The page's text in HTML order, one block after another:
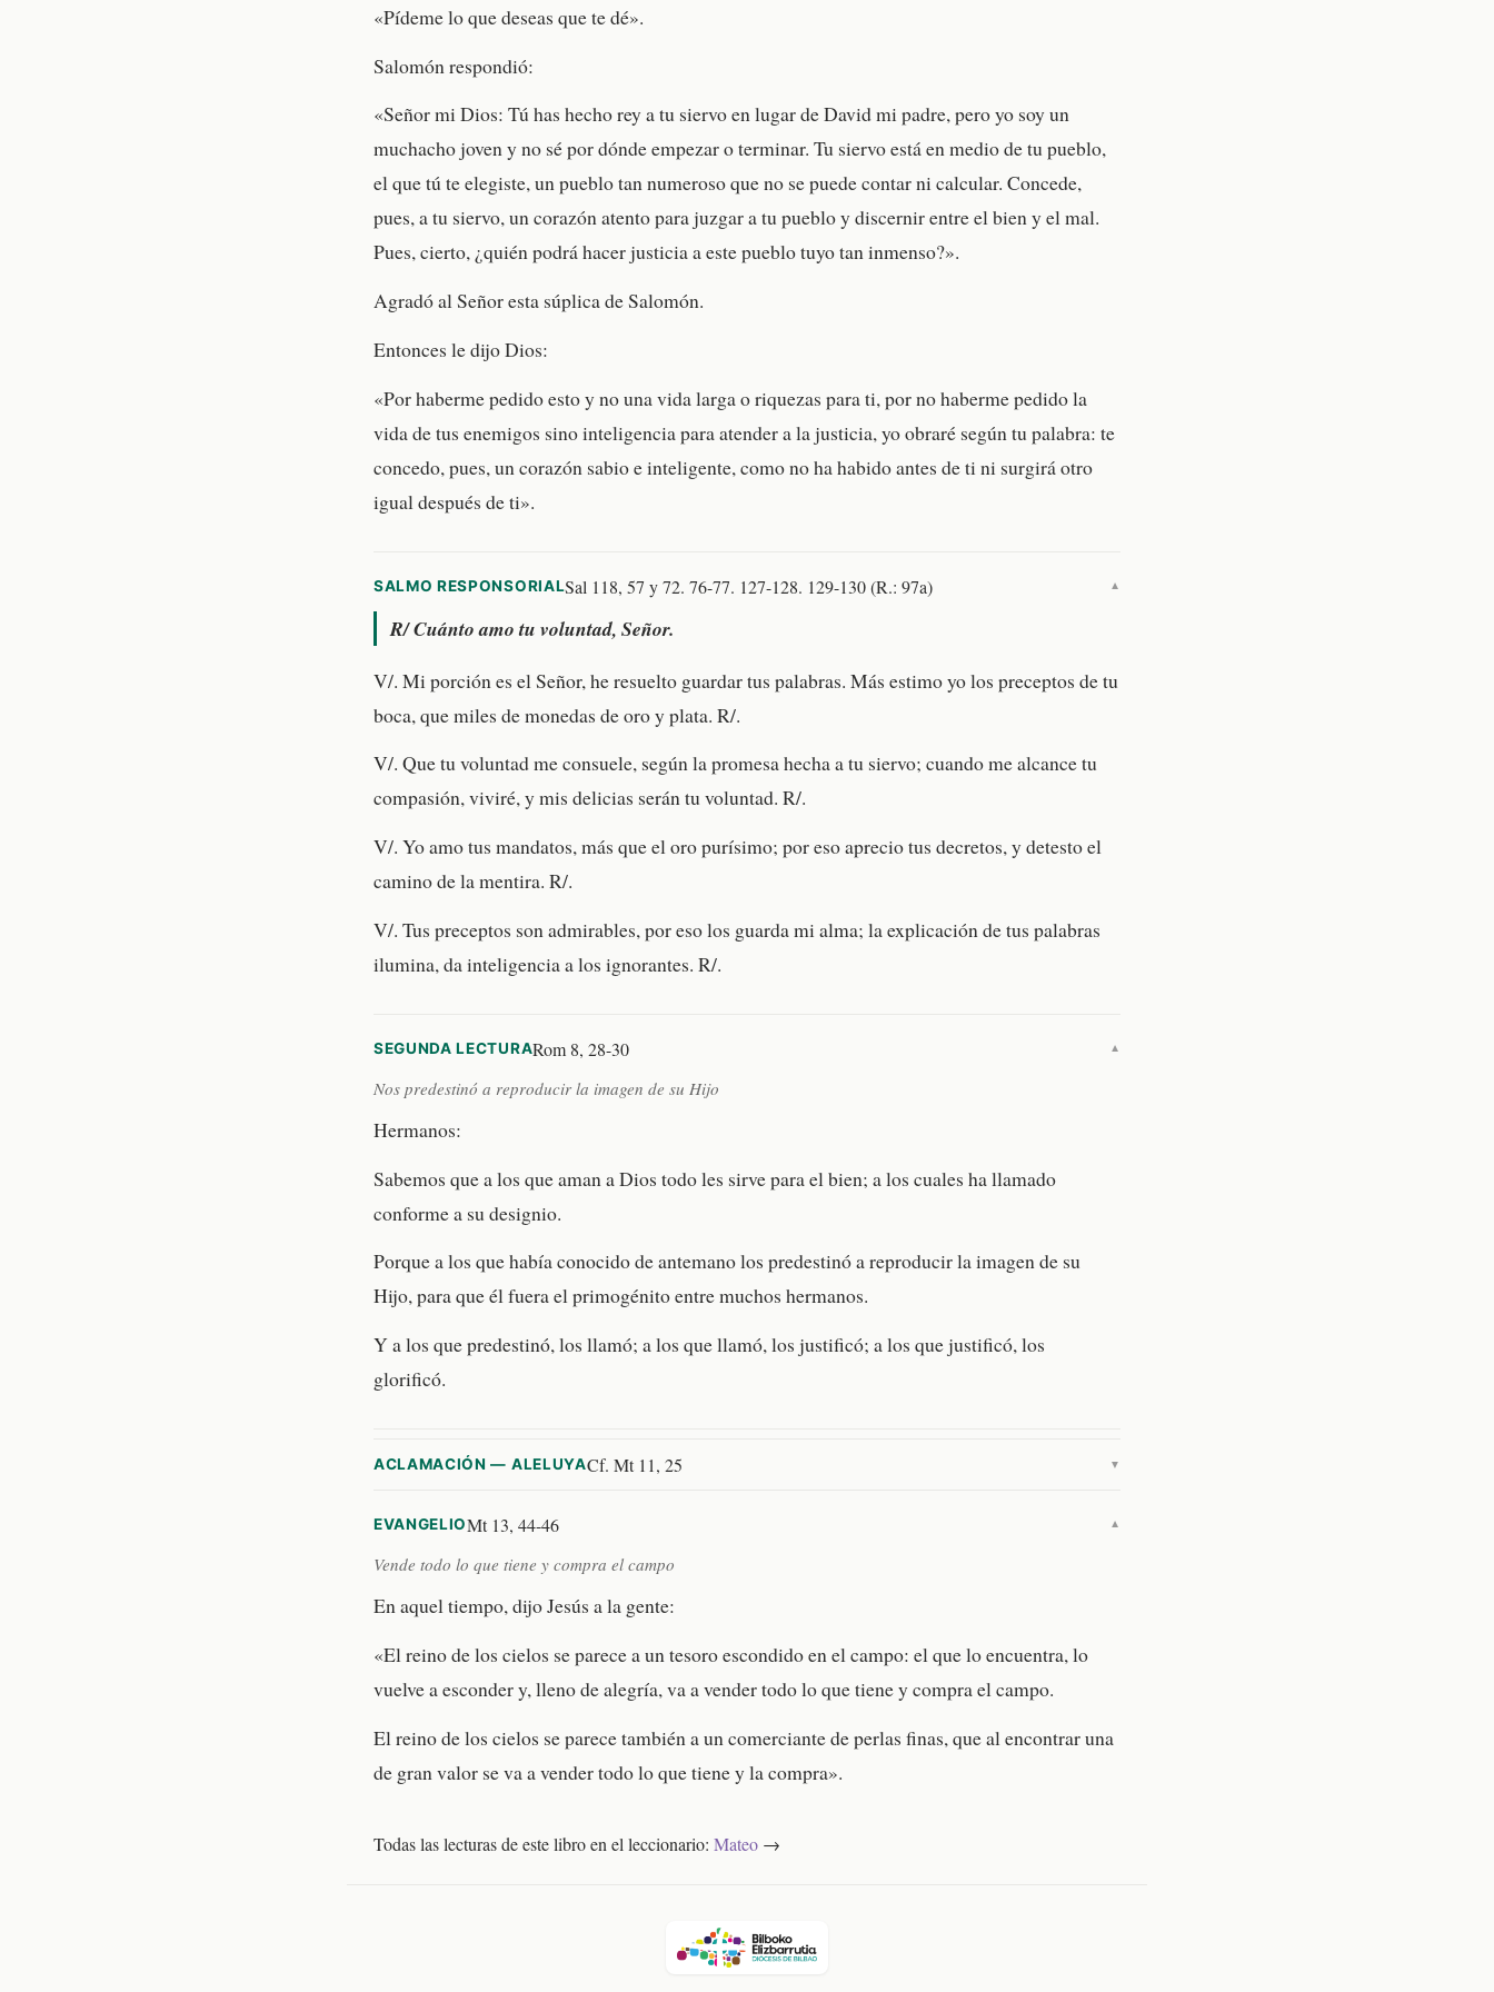
«Pídeme lo que deseas que te dé».
Salomón respondió:
«Señor mi Dios: Tú has hecho rey a tu siervo en lugar de David mi padre, pero yo soy un
muchacho joven y no sé por dónde empezar o terminar. Tu siervo está en medio de tu pueblo,
el que tú te elegiste, un pueblo tan numeroso que no se puede contar ni calcular. Concede,
pues, a tu siervo, un corazón atento para juzgar a tu pueblo y discernir entre el bien y el mal.
Pues, cierto, ¿quién podrá hacer justicia a este pueblo tuyo tan inmenso?».
Agradó al Señor esta súplica de Salomón.
Entonces le dijo Dios:
«Por haberme pedido esto y no una vida larga o riquezas para ti, por no haberme pedido la
vida de tus enemigos sino inteligencia para atender a la justicia, yo obraré según tu palabra: te
concedo, pues, un corazón sabio e inteligente, como no ha habido antes de ti ni surgirá otro
igual después de ti».
SALMO RESPONSORIALSal 118, 57 y 72. 76-77. 127-128. 129-130 (R.: 97a) ▼
R/Cuánto amo tu voluntad, Señor.
V/. Mi porción es el Señor, he resuelto guardar tus palabras. Más estimo yo los preceptos de tu
boca, que miles de monedas de oro y plata. R/.
V/. Que tu voluntad me consuele, según la promesa hecha a tu siervo; cuando me alcance tu
compasión, viviré, y mis delicias serán tu voluntad. R/.
V/. Yo amo tus mandatos, más que el oro purísimo; por eso aprecio tus decretos, y detesto el
camino de la mentira. R/.
V/. Tus preceptos son admirables, por eso los guarda mi alma; la explicación de tus palabras
ilumina, da inteligencia a los ignorantes. R/.
SEGUNDA LECTURARom 8, 28-30 ▼
Nos predestinó a reproducir la imagen de su Hijo
Hermanos:
Sabemos que a los que aman a Dios todo les sirve para el bien; a los cuales ha llamado
conforme a su designio.
Porque a los que había conocido de antemano los predestinó a reproducir la imagen de su
Hijo, para que él fuera el primogénito entre muchos hermanos.
Y a los que predestinó, los llamó; a los que llamó, los justificó; a los que justificó, los
glorificó.
ACLAMACIÓN — ALELUYACf. Mt 11, 25 ▼
EVANGELIOMt 13, 44-46 ▼
Vende todo lo que tiene y compra el campo
En aquel tiempo, dijo Jesús a la gente:
«El reino de los cielos se parece a un tesoro escondido en el campo: el que lo encuentra, lo
vuelve a esconder y, lleno de alegría, va a vender todo lo que tiene y compra el campo.
El reino de los cielos se parece también a un comerciante de perlas finas, que al encontrar una
de gran valor se va a vender todo lo que tiene y la compra».
Todas las lecturas de este libro en el leccionario: Mateo →